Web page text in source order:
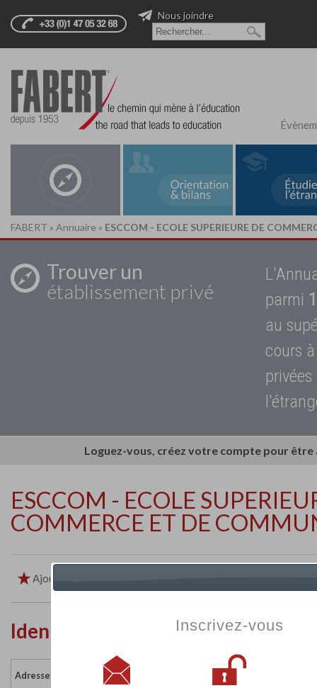
Nous joindre
FABERT » Annuaire » ESCCOM - ECOLE SUPERIEURE DE
Trouver un
établissement privé
parmi
au
cours
Loguez-vous, créez votre compte pour
ESCCOM - ECOLE
COMMERCE ET DE
Ajouter aux favoris
Identité de l'établissement
Adresse :
Inscrivez-vous